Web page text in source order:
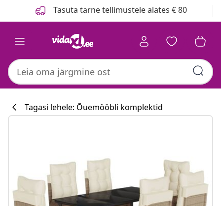
Tasuta tarne tellimustele alates € 80
#sharemevidaxl
Tagasi lehele: Õuemööbli komplektid